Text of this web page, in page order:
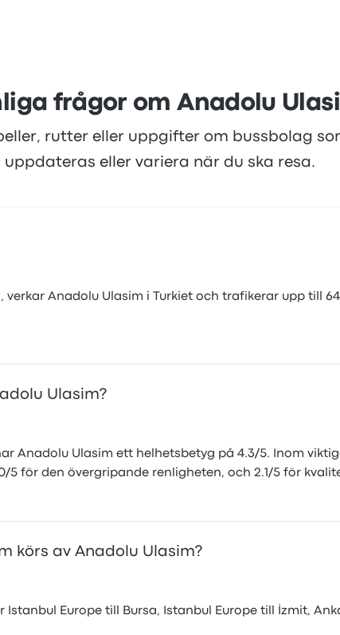
frågor om Anadolu
rutter eller uppgifter om bussbolag
uppdateras eller variera när du ska resa.
Anadolu Ulasim i Turkiet och trafikerar upp till
Ulasim?
Anadolu Ulasim ett helhetsbetyg på 4.3/5. Inom
för den övergripande renligheten, och 2.1/5 för
körs av Anadolu Ulasim?
Europe till Bursa, Istanbul Europe till İzmit,